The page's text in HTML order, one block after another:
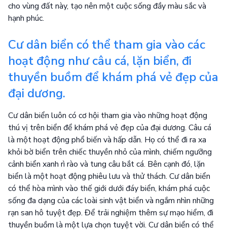
cho vùng đất này, tạo nên một cuộc sống đầy màu sắc và
hạnh phúc.
Cư dân biển có thể tham gia vào các
hoạt động như câu cá, lặn biển, đi
thuyền buồm để khám phá vẻ đẹp của
đại dương.
Cư dân biển luôn có cơ hội tham gia vào những hoạt động
thú vị trên biển để khám phá vẻ đẹp của đại dương. Câu cá
là một hoạt động phổ biến và hấp dẫn. Họ có thể đi ra xa
khỏi bờ biển trên chiếc thuyền nhỏ của mình, chiếm ngưỡng
cảnh biển xanh rì rào và tung câu bắt cá. Bên cạnh đó, lặn
biển là một hoạt động phiêu lưu và thử thách. Cư dân biển
có thể hòa mình vào thế giới dưới đáy biển, khám phá cuộc
sống đa dạng của các loài sinh vật biển và ngắm nhìn những
rạn san hô tuyệt đẹp. Để trải nghiệm thêm sự mạo hiểm, đi
thuyền buồm là một lựa chọn tuyệt vời. Cư dân biển có thể